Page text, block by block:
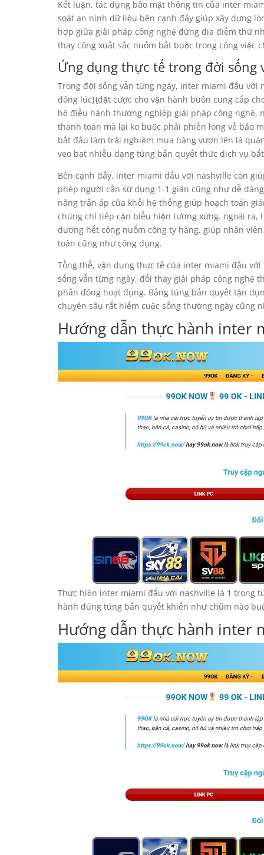
Kết luận, tác dụng bảo mật thông tin của inter
soát an ninh dữ liệu bên cạnh đấy giúp xây dựng
hợp giữa giải pháp công nghệ đứng địa điểm thứ
thay công xuất sắc nuốm bắt buộc trong công
Ứng dụng thực tế trong đời sống
Trong đời sống vẫn từng ngày, inter miami đấu
đông lúc}{đặt cược cho vận hành buôn cung cấp
hệ điều hành thương nghiệp giải pháp công nghệ,
thanh toán mà lại ko buộc phải phiền lòng về bảo
bắt đầu làm trải nghiệm mua hàng vươn lên là
vẹo bạt nhiều dạng túng bấn quyết thức dịch vụ
Bên cạnh đấy, inter miami đấu với nashville còn
phép người cần sử dụng 1-1 giản cũng như dễ
năng trấn áp của khối hệ thống giúp hoạch toán
chúng chỉ tiếp cận biểu hiện tương xứng. ngoài ra,
dương hết công nuốm công ty hàng, giúp nhân
toàn cũng như công dụng.
Tổng thể, vận dụng thực tế của inter miami đấu
sống vẫn từng ngày, đổi thay giải pháp công nghệ
phần đông hoạt đụng. Bằng túng bấn quyết tận
chuyên sâu rất hiếm cuộc sống thường ngày cũng
Hướng dẫn thực hành inter
Thực hiện inter miami đấu với nashville là 1 trong
hành đúng túng bấn quyết khiến như chũm nào
Hướng dẫn thực hành inter